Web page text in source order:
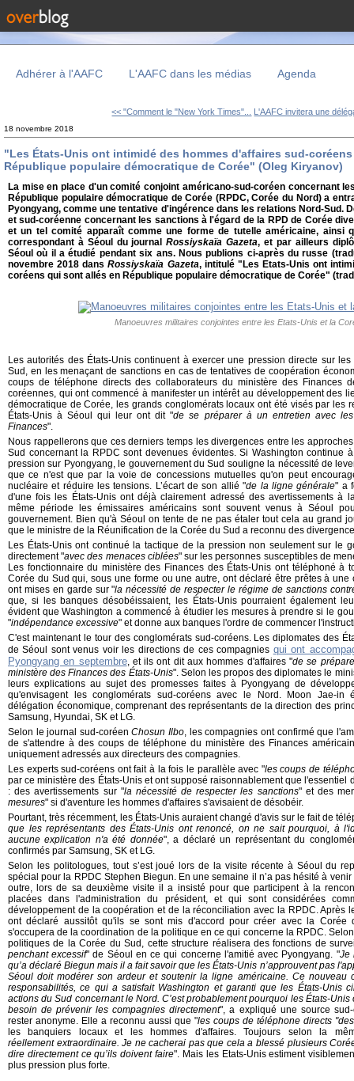
Adhérer à l'AAFC L'AAFC dans les médias Agenda
<< "Comment le "New York Times"... L'AAFC invitera une
18 novembre 2018
"Les États-Unis ont intimidé des hommes d'affaires sud-
République populaire démocratique de Corée" (Oleg Kiryanov)
La mise en place d'un comité conjoint américano-sud-coréen concernant
République populaire démocratique de Corée (RPDC, Corée du Nord) a
Pyongyang, comme une tentative d'ingérence dans les relations Nord-Sud.
et sud-coréenne concernant les sanctions à l'égard de la RPD de Corée
et un tel comité apparaît comme une forme de tutelle américaine, ainsi
correspondant à Séoul du journalRossiyskaïa Gazeta, et par ailleurs
Séoul où il a étudié pendant six ans. Nous publions ci-après du russe
novembre 2018 dansRossiyskaïa Gazeta, intitulé "Les Etats-Unis ont
coréens qui sont allés en République populaire démocratique de Corée"
Manoeuvres militaires conjointes entre les Etats-Unis et la
Les autorités des États-Unis continuent à exercer une pression directe sur
Sud, en les menaçant de sanctions en cas de tentatives de coopération
coups de téléphone directs des collaborateurs du ministère des Finances
coréennes, qui ont commencé à manifester un intérêt au développement des
démocratique de Corée, les grands conglomérats locaux ont été visés par les
États-Unis à Séoul qui leur ont dit "de se préparer à un entretien avec
Finances".
Nous rappellerons que ces derniers temps les divergences entre les
Sud concernant la RPDC sont devenues évidentes. Si Washington continue
pression sur Pyongyang, le gouvernement du Sud souligne la nécessité de
que ce n'est que par la voie de concessions mutuelles qu'on peut
nucléaire et réduire les tensions. L’écart de son allié "de la ligne générale" a
d'une fois les États-Unis ont déjà clairement adressé des avertissements à
même période les émissaires américains sont souvent venus à Séoul
gouvernement. Bien qu'à Séoul on tente de ne pas étaler tout cela au grand
que le ministre de la Réunification de la Corée du Sud a reconnu des
Les États-Unis ont continué la tactique de la pression non seulement sur le
directement "avec des menaces ciblées" sur les personnes susceptibles de
Les fonctionnaire du ministère des Finances des États-Unis ont téléphoné à
Corée du Sud qui, sous une forme ou une autre, ont déclaré être prêtes à
ont mises en garde sur "la nécessité de respecter le régime de sanctions
que, si les banques désobéissaient, les États-Unis pourraient également
évident que Washington a commencé à étudier les mesures à prendre si le
"indépendance excessive" et donne aux banques l'ordre de commencer
C'est maintenant le tour des conglomérats sud-coréens. Les diplomates des
de Séoul sont venus voir les directions de ces compagnies qui ont
Pyongyang en septembre, et ils ont dit aux hommes d'affaires "de se
ministère des Finances des États-Unis". Selon les propos des diplomates le
leurs explications au sujet des promesses faites à Pyongyang de
qu'envisagent les conglomérats sud-coréens avec le Nord. Moon Jae-in
délégation économique, comprenant des représentants de la direction des
Samsung, Hyundai, SK et LG.
Selon le journal sud-coréenChosun Ilbo, les compagnies ont confirmé que
de s'attendre à des coups de téléphone du ministère des Finances
uniquement adressés aux directeurs des compagnies.
Les experts sud-coréens ont fait à la fois le parallèle avec "les coups de
par ce ministère des États-Unis et ont supposé raisonnablement que l'essentiel
: des avertissements sur "la nécessité de respecter les sanctions" et des
mesures" si d'aventure les hommes d'affaires s'avisaient de désobéir.
Pourtant, très récemment, les États-Unis auraient changé d'avis sur le fait de
que les représentants des États-Unis ont renoncé, on ne sait pourquoi, à
aucune explication n'a été donnée", a déclaré un représentant du
confirmés par Samsung, SK et LG.
Selon les politologues, tout s’est joué lors de la visite récente à Séoul du
spécial pour la RPDC Stephen Biegun. En une semaine il n’a pas hésité à
outre, lors de sa deuxième visite il a insisté pour que participent à la
placées dans l'administration du président, et qui sont considérées
développement de la coopération et de la réconciliation avec la RPDC. Après
ont déclaré aussitôt qu'ils se sont mis d'accord pour créer avec la Corée
s'occupera de la coordination de la politique en ce qui concerne la RPDC.
politiques de la Corée du Sud, cette structure réalisera des fonctions de
penchant excessif" de Séoul en ce qui concerne l'amitié avec Pyongyang. "Je
qu’a déclaré Biegun mais il a fait savoir que les États-Unis n’approuvent pas
Séoul doit modérer son ardeur et soutenir la ligne américaine. Ce nouveau
responsabilités, ce qui a satisfait Washington et garanti que les États-Unis
actions du Sud concernant le Nord. C’est probablement pourquoi les États-
besoin de prévenir les compagnies directement", a expliqué une source
rester anonyme. Elle a reconnu aussi que "les coups de téléphone directs
les banquiers locaux et les hommes d'affaires. Toujours selon la
réellement extraordinaire. Je ne cacherai pas que cela a blessé plusieurs
dire directement ce qu’ils doivent faire". Mais les Etats-Unis estiment
plus pression plus forte.